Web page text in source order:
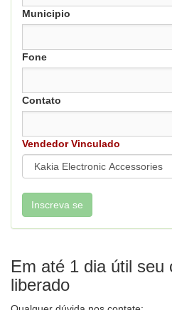
Municipio
Fone
Contato
Vendedor Vinculado
Em até 1 dia útil seu
liberado